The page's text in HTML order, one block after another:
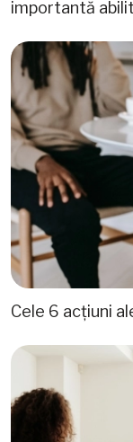
importantă
Cele 6 acțiuni